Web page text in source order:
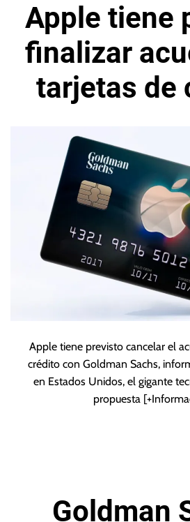
Apple tiene
finalizar
tarjetas de
Apple tiene previsto cancelar el
crédito con Goldman Sachs,
en Estados Unidos, el gigante
propuesta
Goldman